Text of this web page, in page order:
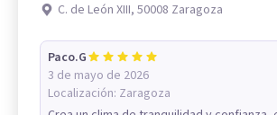
C. de León XIII, 50008 Zaragoza
Paco.G
3 de mayo de 2026
Localización: Zaragoza